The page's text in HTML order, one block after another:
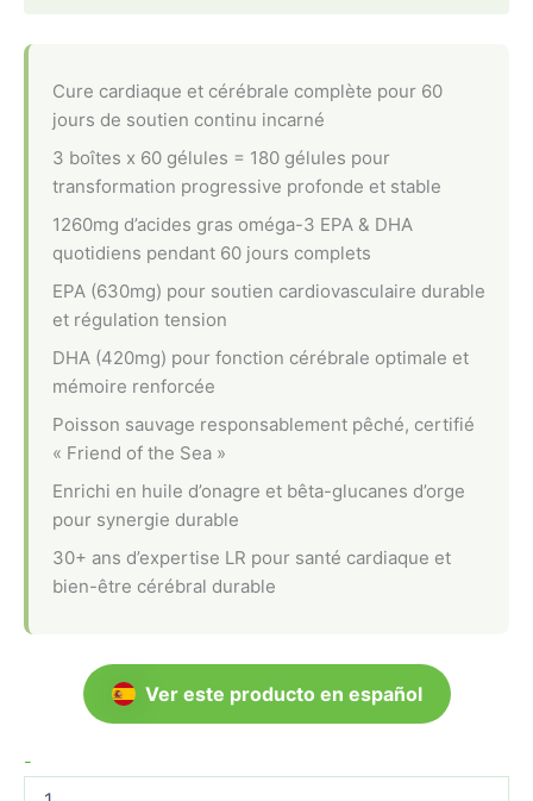
Cure cardiaque et cérébrale complète pour 60
jours de soutien continu incarné
3 boîtes x 60 gélules = 180 gélules pour
transformation progressive profonde et stable
1260mg d’acides gras oméga-3 EPA & DHA
quotidiens pendant 60 jours complets
EPA (630mg) pour soutien cardiovasculaire durable
et régulation tension
DHA (420mg) pour fonction cérébrale optimale et
mémoire renforcée
Poisson sauvage responsablement pêché, certifié
« Friend of the Sea »
Enrichi en huile d’onagre et bêta-glucanes d’orge
pour synergie durable
30+ ans d’expertise LR pour santé cardiaque et
bien-être cérébral durable
Ver este producto en español
-